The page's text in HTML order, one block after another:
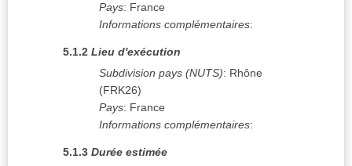
Pays: France
Informations complémentaires:
5.1.2 Lieu d'exécution
Subdivision pays (NUTS): Rhône
(FRK26)
Pays: France
Informations complémentaires:
5.1.3 Durée estimée